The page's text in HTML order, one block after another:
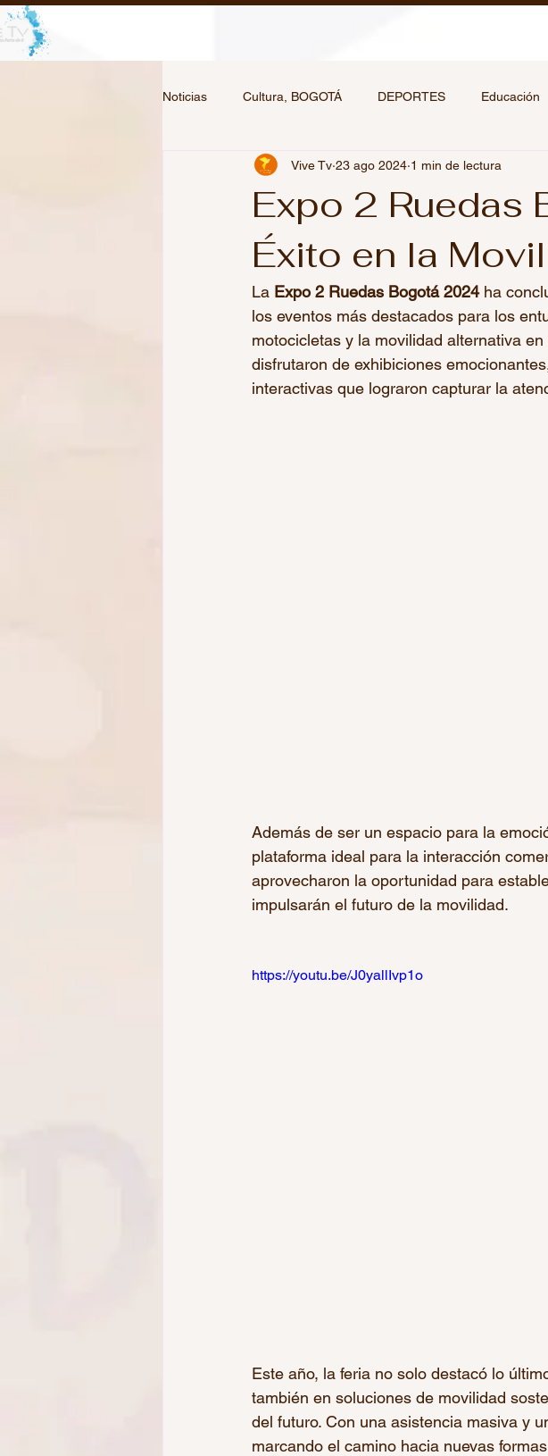
Noticias Cultura, BOGOTÁ DEPORTES Educación
Expo 2 Ruedas
Éxito en la
Vive Tv 23 ago 2024 1 min de lectura
La Expo 2 Ruedas Bogotá 2024 ha
los eventos más destacados para los
motocicletas y la movilidad alternativa
disfrutaron de exhibiciones
interactivas que lograron capturar la
Además de ser un espacio para la
plataforma ideal para la interacción
aprovecharon la oportunidad para
impulsarán el futuro de la movilidad.
https://youtu.be/J0yallIvp1o
Este año, la feria no solo destacó lo
también en soluciones de movilidad
del futuro. Con una asistencia masiva y
marcando el camino hacia nuevas